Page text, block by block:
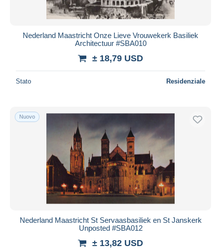
Nederland Maastricht Onze Lieve Vrouwekerk Basiliek
Architectuur #SBA010
± 18,79 USD
Stato Residenziale
Nuovo
Nederland Maastricht St Servaasbasiliek en St Janskerk
Unposted #SBA012
± 13,82 USD